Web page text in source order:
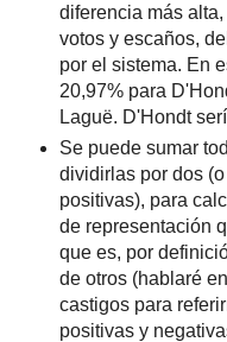
diferencia más
votos y escaños,
por el sistema. En
20,97% para
Laguë. D'Hondt
Se puede sumar
dividirlas por dos
positivas), para
de representación
que es, por
de otros (hablaré
castigos para
positivas y